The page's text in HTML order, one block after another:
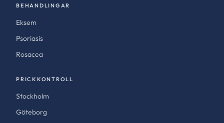
BEHANDLINGAR
Eksem
Psoriasis
Rosacea
PRICKKONTROLL
Stockholm
Göteborg